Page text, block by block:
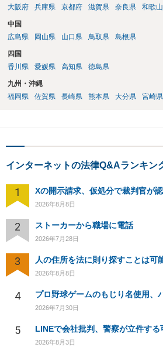
大阪府
兵庫県 京都府 滋賀県 奈良県 和歌
中国
広島県
岡山県 山口県 鳥取県 島根県
四国
香川県
愛媛県 高知県 徳島県
九州・沖縄
福岡県
佐賀県 長崎県 熊本県 大分県 宮崎県
インターネットの法律Q&Aランキン
1
2026年8月8日
2 ストーカーから職場に電話
2026年7月28日
3 人の住所を法に則り探すことは可
2026年8月8日
4 プロ野球ゲームのもじり名使用、
2026年7月30日
5 LINEで会社批判、警察が立件する
2026年8月3日